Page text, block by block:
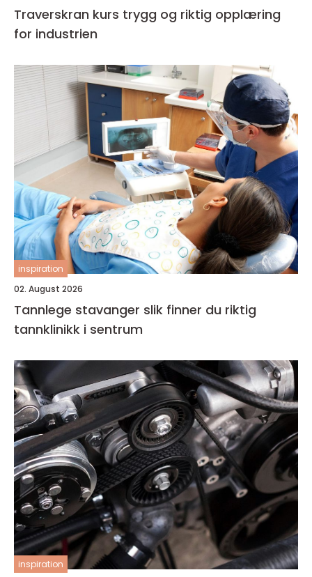
Traverskran kurs trygg og riktig opplæring
for industrien
inspiration
02. August 2026
Tannlege stavanger slik finner du riktig
tannklinikk i sentrum
inspiration